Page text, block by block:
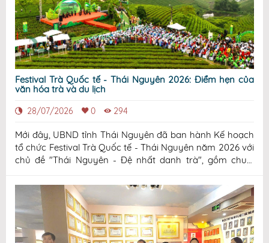
Festival Trà Quốc tế - Thái Nguyên 2026: Điểm hẹn của
văn hóa trà và du lịch
28/07/2026 0 294
Mới đây, UBND tỉnh Thái Nguyên đã ban hành Kế hoạch
tổ chức Festival Trà Quốc tế - Thái Nguyên năm 2026 với
chủ đề "Thái Nguyên - Đệ nhất danh trà", gồm chuỗi
thương hiệu Trà Thái Nguyên đến với bạn bè trong nước
và quốc tế.